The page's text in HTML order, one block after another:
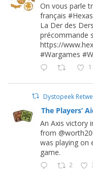
On vous parle
français
La Der des
précommande
https://
#Wargames
1
Dystopeek
The Players’
An Axis victory
from
was playing on
game.
2